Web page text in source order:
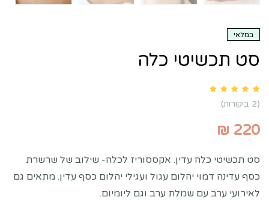
במלאי
סט תכשיטי כלה
2
customer ratings(
2 ביקורות)
₪ 220
סט תכשיטי כלה עדין. אקססוריז לכלה- שילוב של שרשרת
כסף עדינה דמוי יהלום עגול ועגילי יהלום כסף עדין. מתאים גם
לאירועי ערב עם שמלת ערב וגם ליומיום.